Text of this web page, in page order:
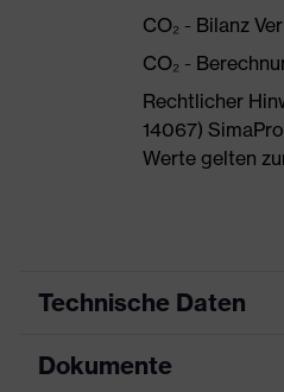
CO₂ - Bilanz
CO₂ -
Rechtlicher
14067)
Werte gelten
Technische Daten
Produktart
Dokumente